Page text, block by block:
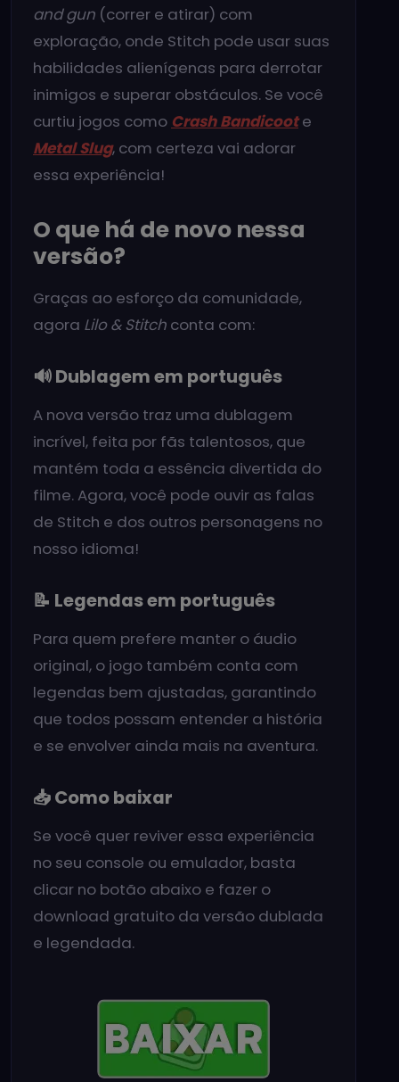
and gun (correr e atirar) com
exploração, onde Stitch pode usar suas
habilidades alienígenas para derrotar
inimigos e superar obstáculos. Se você
curtiu jogos como Crash Bandicoote
Metal Slug, com certeza vai adorar
essa experiência!
O que há de novo nessa
versão?
Graças ao esforço da comunidade,
agora Lilo & Stitch conta com:
🔊 Dublagem em português
A nova versão traz uma dublagem
incrível, feita por fãs talentosos, que
mantém toda a essência divertida do
filme. Agora, você pode ouvir as falas
de Stitch e dos outros personagens no
nosso idioma!
📝 Legendas em português
Para quem prefere manter o áudio
original, o jogo também conta com
legendas bem ajustadas, garantindo
que todos possam entender a história
e se envolver ainda mais na aventura.
📥 Como baixar
Se você quer reviver essa experiência
no seu console ou emulador, basta
clicar no botão abaixo e fazer o
download gratuito da versão dublada
e legendada.